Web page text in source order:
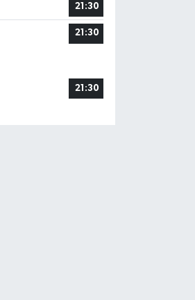
21:30
21:30
21:30